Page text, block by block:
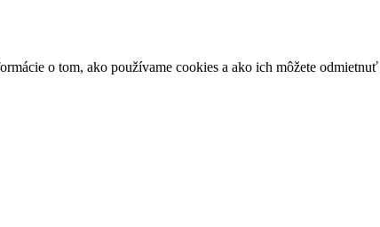
o tom, ako používame cookies a ako ich môžete